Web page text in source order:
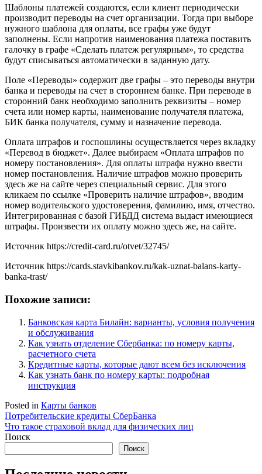
Шаблоны платежей создаются, если клиент периодически
производит переводы на счет организации. Тогда при выборе
нужного шаблона для оплаты, все графы уже будут
заполнены. Если напротив наименования платежа поставить
галочку в графе «Сделать платеж регулярным», то средства
будут списываться автоматически в заданную дату.
Поле «Переводы» содержит две графы – это переводы внутри
банка и переводы на счет в стороннем банке. При переводе в
сторонний банк необходимо заполнить реквизиты – номер
счета или номер карты, наименование получателя платежа,
БИК банка получателя, сумму и назначение перевода.
Оплата штрафов и госпошлины осуществляется через вкладку
«Перевод в бюджет». Далее выбираем «Оплата штрафов по
номеру постановления». Для оплаты штрафа нужно ввести
номер постановления. Наличие штрафов можно проверить
здесь же на сайте через специальный сервис. Для этого
кликаем по ссылке «Проверить наличие штрафов», вводим
номер водительского удостоверения, фамилию, имя, отчество.
Интегрированная с базой ГИБДД система выдаст имеющиеся
штрафы. Произвести их оплату можно здесь же, на сайте.
Источник https://credit-card.ru/otvet/32745/
Источник https://cards.stavkibankov.ru/kak-uznat-balans-karty-
banka-trast/
Похожие записи:
Банковская карта Билайн: варианты, условия получения
и обслуживания
Как узнать отделение Сбербанка: по номеру карты,
расчетного счета
Кредитные карты, которые дают всем без исключения
Как узнать банк по номеру карты: подробная
инструкция
Posted in Карты банков
Навигация
по
Потребительские кредиты СберБанка
Что такое страховой вклад для физических лиц
Поиск
Поиск